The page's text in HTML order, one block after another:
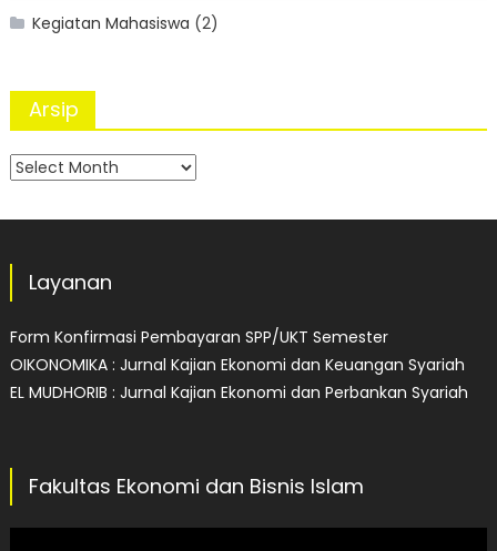
Kegiatan Mahasiswa (2)
Arsip
Arsip
Layanan
Form Konfirmasi Pembayaran SPP/UKT Semester
OIKONOMIKA : Jurnal Kajian Ekonomi dan Keuangan Syariah
EL MUDHORIB : Jurnal Kajian Ekonomi dan Perbankan Syariah
Fakultas Ekonomi dan Bisnis Islam